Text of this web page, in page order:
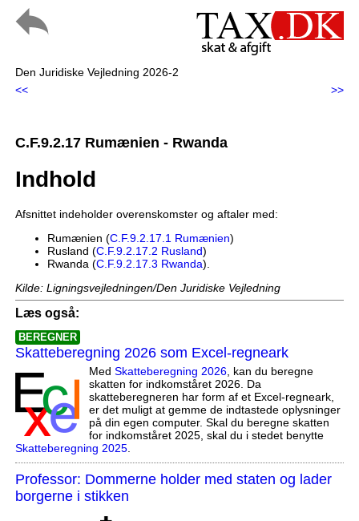
Den Juridiske Vejledning 2026-2
<<
>>
C.F.9.2.17 Rumænien - Rwanda
Indhold
Afsnittet indeholder overenskomster og aftaler med:
Rumænien (C.F.9.2.17.1 Rumænien)
Rusland (C.F.9.2.17.2 Rusland)
Rwanda (C.F.9.2.17.3 Rwanda).
Kilde: Ligningsvejledningen/Den Juridiske Vejledning
Læs også:
BEREGNER
Skatteberegning 2026 som Excel-regneark
Med Skatteberegning 2026, kan du beregne
skatten for indkomståret 2026. Da
skatteberegneren har form af et Excel-regneark,
er det muligt at gemme de indtastede oplysninger
på din egen computer. Skal du beregne skatten
for indkomståret 2025, skal du i stedet benytte
Skatteberegning 2025.
Professor: Dommerne holder med staten og lader
borgerne i stikken